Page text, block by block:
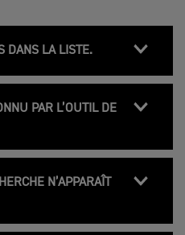
DANS LA LISTE.
PAR L’OUTIL DE
N’APPARAÎT